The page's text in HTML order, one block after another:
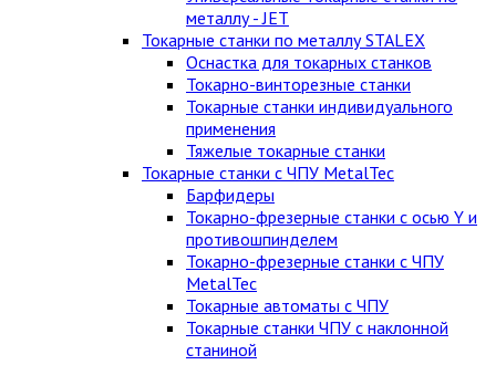
металлу - JET
Токарные станки по металлу STALEX
Оснастка для токарных станков
Токарно-винторезные станки
Токарные станки индивидуального
применения
Тяжелые токарные станки
Токарные станки с ЧПУ MetalTec
Барфидеры
Токарно-фрезерные станки с осью Y и
противошпинделем
Токарно-фрезерные станки с ЧПУ
MetalTec
Токарные автоматы с ЧПУ
Токарные станки ЧПУ c наклонной
станиной